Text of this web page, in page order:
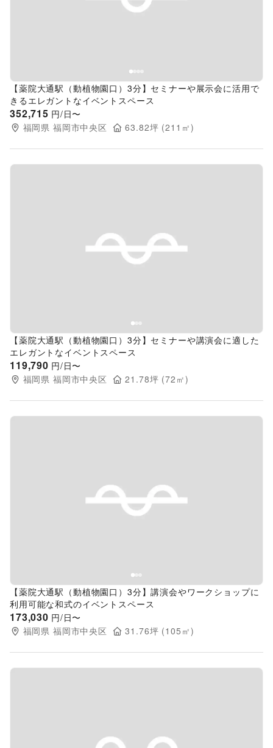
【薬院大通駅（動植物園口）3分】セミナーや展示会に活用で
きるエレガントなイベントスペース
352,715 円/日〜
福岡県 福岡市中央区 63.82坪 (211 ㎡)
Previous slide
【薬院大通駅（動植物園口）3分】セミナーや講演会に適した
エレガントなイベントスペース
119,790 円/日〜
福岡県 福岡市中央区 21.78坪 (72 ㎡)
Previous slide
【薬院大通駅（動植物園口）3分】講演会やワークショップに
利用可能な和式のイベントスペース
173,030 円/日〜
福岡県 福岡市中央区 31.76坪 (105 ㎡)